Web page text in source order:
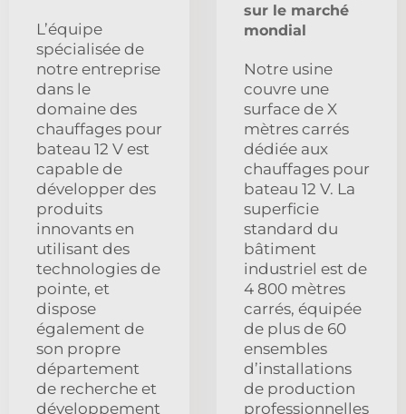
L’équipe
spécialisée de
notre entreprise
dans le
domaine des
chauffages pour
bateau 12 V est
capable de
développer des
produits
innovants en
utilisant des
technologies de
pointe, et
dispose
également de
son propre
département
de recherche et
développement
sur le marché
mondial
Notre usine
couvre une
surface de X
mètres carrés
dédiée aux
chauffages pour
bateau 12 V. La
superficie
standard du
bâtiment
industriel est de
4 800 mètres
carrés, équipée
de plus de 60
ensembles
d’installations
de production
professionnelles